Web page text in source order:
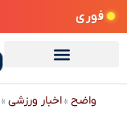
فوری
واضح »اخبار ورزشی »